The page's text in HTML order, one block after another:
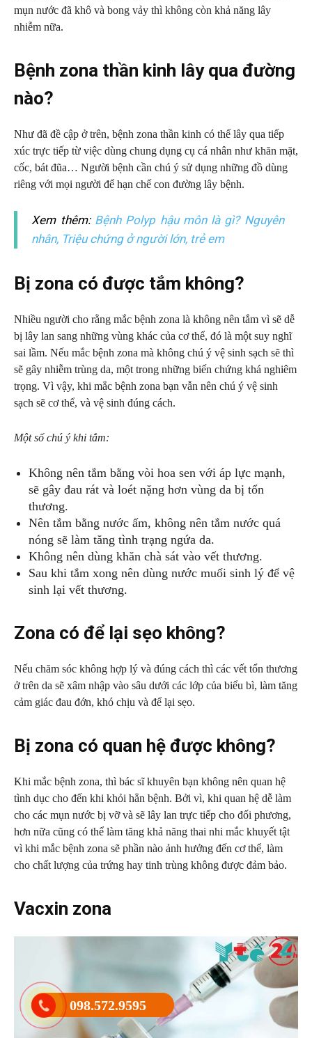
mụn nước đã khô và bong vảy thì không còn khả năng lây
nhiễm nữa.
Bệnh zona thần kinh lây qua đường
nào?
Như đã đề cập ở trên, bệnh zona thần kinh có thể lây qua tiếp
xúc trực tiếp từ việc dùng chung dụng cụ cá nhân như khăn mặt,
cốc, bát đũa… Người bệnh cần chú ý sử dụng những đồ dùng
riêng với mọi người để hạn chế con đường lây bệnh.
Xem thêm: Bệnh Polyp hậu môn là gì? Nguyên
nhân, Triệu chứng ở người lớn, trẻ em
Bị zona có được tắm không?
Nhiều người cho rằng mắc bệnh zona là không nên tắm vì sẽ dễ
bị lây lan sang những vùng khác của cơ thể, đó là một suy nghĩ
sai lầm. Nếu mắc bệnh zona mà không chú ý vệ sinh sạch sẽ thì
sẽ gây nhiễm trùng da, một trong những biến chứng khá nghiêm
trọng. Vì vậy, khi mắc bệnh zona bạn vẫn nên chú ý vệ sinh
sạch sẽ cơ thể, và vệ sinh đúng cách.
Một số chú ý khi tắm:
Không nên tắm bằng vòi hoa sen với áp lực mạnh,
sẽ gây đau rát và loét nặng hơn vùng da bị tổn
thương.
Nên tắm bằng nước ấm, không nên tắm nước quá
nóng sẽ làm tăng tình trạng ngứa da.
Không nên dùng khăn chà sát vào vết thương.
Sau khi tắm xong nên dùng nước muối sinh lý để vệ
sinh lại vết thương.
Zona có để lại sẹo không?
Nếu chăm sóc không hợp lý và đúng cách thì các vết tổn thương
ở trên da sẽ xâm nhập vào sâu dưới các lớp của biểu bì, làm tăng
cảm giác đau đớn, khó chịu và để lại sẹo.
Bị zona có quan hệ được không?
Khi mắc bệnh zona, thì bác sĩ khuyên bạn không nên quan hệ
tình dục cho đến khi khỏi hẳn bệnh. Bởi vì, khi quan hệ dễ làm
cho các mụn nước bị vỡ và sẽ lây lan trực tiếp cho đối phương,
hơn nữa cũng có thể làm tăng khả năng thai nhi mắc khuyết tật
vì khi mắc bệnh zona sẽ phần nào ảnh hưởng đến cơ thể, làm
cho chất lượng của trứng hay tinh trùng không được đảm bảo.
Vacxin zona
098.572.9595